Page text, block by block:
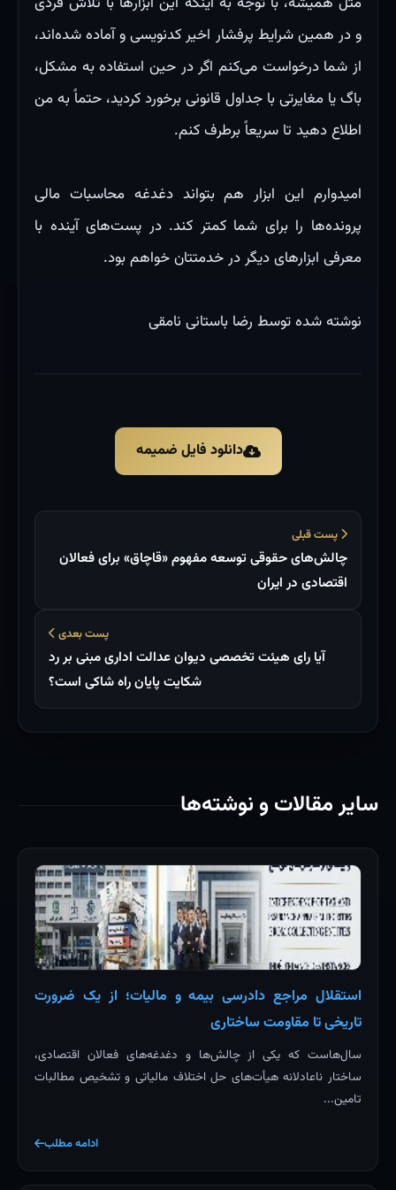
و در همین شرایط پرفشار اخیر کدنویسی و آماده شده‌اند،
از شما درخواست می‌کنم اگر در حین استفاده به مشکل،
باگ یا مغایرتی با جداول قانونی برخورد کردید، حتماً به من
اطلاع دهید تا سریعاً برطرف کنم.
امیدوارم این ابزار هم بتواند دغدغه محاسبات مالی
پرونده‌ها را برای شما کمتر کند. در پست‌های آینده با
معرفی ابزارهای دیگر در خدمتتان خواهم بود.
نوشته شده توسط رضا باستانی نامقی
دانلود فایل ضمیمه
پست قبلی
چالش‌های حقوقی توسعه مفهوم «قاچاق» برای فعالان
اقتصادی در ایران
پست بعدی
آیا رای هیئت تخصصی دیوان عدالت اداری مبنی بر رد
شکایت پایان راه شاکی است؟
سایر مقالات و نوشته‌ها
استقلال مراجع دادرسی بیمه و مالیات؛ از یک ضرورت
تاریخی تا مقاومت ساختاری
سال‌هاست که یکی از چالش‌ها و دغدغه‌های فعالان اقتصادی،
ساختار ناعادلانه هیأت‌های حل اختلاف مالیاتی و تشخیص مطالبات
تامین...
ادامه مطلب